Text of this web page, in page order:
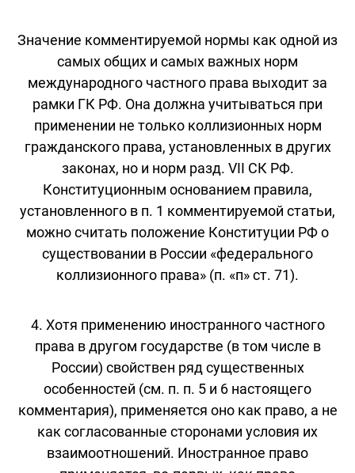
Значение комментируемой нормы как одной из
самых общих и самых важных норм
международного частного права выходит за
рамки ГК РФ. Она должна учитываться при
применении не только коллизионных норм
гражданского права, установленных в других
законах, но и норм разд. VII СК РФ.
Конституционным основанием правила,
установленного в п. 1 комментируемой статьи,
можно считать положение Конституции РФ о
существовании в России «федерального
коллизионного права» (п. «п» ст. 71).
4. Хотя применению иностранного частного
права в другом государстве (в том числе в
России) свойствен ряд существенных
особенностей (см. п. п. 5 и 6 настоящего
комментария), применяется оно как право, а не
как согласованные сторонами условия их
взаимоотношений. Иностранное право